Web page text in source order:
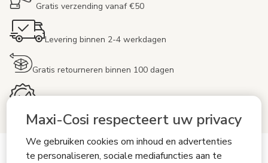
Maxi-Cosi respecteert uw privacy
We gebruiken cookies om inhoud en advertenties
te personaliseren, sociale mediafuncties aan te
Gratis verzending vanaf €50
Levering binnen 2-4 werkdagen
Gratis retourneren binnen 100 dagen
Inclusief 24 maanden garantie
Zie meer productinformatie